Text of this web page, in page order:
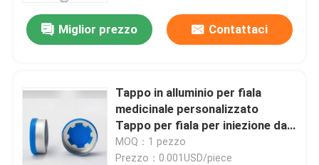
Prodotti
Miglior prezzo Contattaci
Tappo in alluminio per fiala
medicinale personalizzato
Tappo per fiala per iniezione da
13 mm a 32 mm
MOQ：1 pezzo
Prezzo：0.001USD/piece